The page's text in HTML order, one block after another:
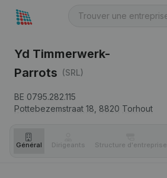
Yd Timmerwerk-
Parrots (SRL)
BE 0795.282.115
Pottebezemstraat 18, 8820 Torhout
Général Dirigeants Structure d'entreprise